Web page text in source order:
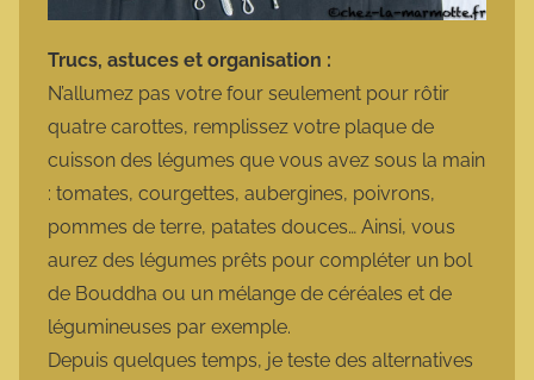
Trucs, astuces et organisation :
N’allumez pas votre four seulement pour rôtir
quatre carottes, remplissez votre plaque de
cuisson des légumes que vous avez sous la main
: tomates, courgettes, aubergines, poivrons,
pommes de terre, patates douces… Ainsi, vous
aurez des légumes prêts pour compléter un bol
de Bouddha ou un mélange de céréales et de
légumineuses par exemple.
Depuis quelques temps, je teste des alternatives